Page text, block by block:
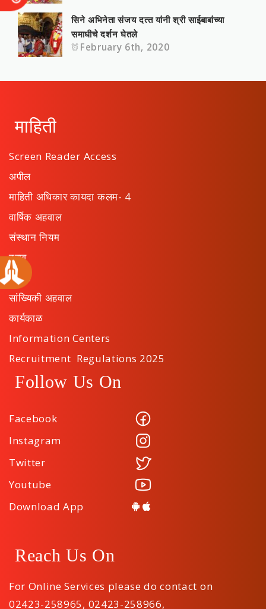
सिने अभिनेता संजय दत्‍त यांनी श्री साईबाबांच्या
समाधीचे दर्शन घेतले
February 6th, 2020
माहिती
Screen Reader Access
अपील
माहिती अधिकार कायदा कलम- 4
वार्षिक अहवाल
संस्थान नियम
ठराव
सूचना
सांख्यिकी अहवाल
कार्यकाळ
Information Centers
Recruitment Regulations 2025
Follow Us On
Facebook
Instagram
Twitter
Youtube
Download App
Reach Us On
For Online Services please do contact on
02423-258965, 02423-258966,